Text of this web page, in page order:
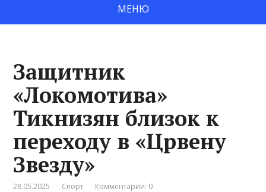
МЕНЮ
Защитник
«Локомотива»
Тикнизян близок к
переходу в «Црвену
Звезду»
28.05.2025 Спорт Комментарии: 0